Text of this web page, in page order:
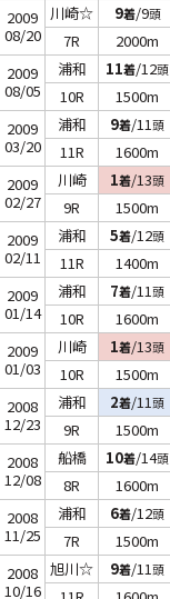
2009
08/20
川崎☆ 9着/9頭
7R
2000m
2009
08/05
浦和 11着/12頭
10R
1500m
2009
03/20
浦和 9着/11頭
11R
1600m
2009
02/27
川崎 1着/13頭
9R
1500m
2009
02/11
浦和 5着/12頭
11R
1400m
2009
01/14
浦和 7着/11頭
10R
1600m
2009
01/03
川崎 1着/13頭
10R
1500m
2008
12/23
浦和 2着/11頭
9R
1500m
2008
12/08
船橋 10着/14頭
8R
1600m
2008
11/25
浦和 6着/12頭
7R
1500m
2008
10/16
旭川☆ 9着/11頭